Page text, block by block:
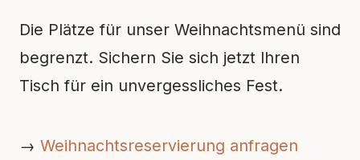
Die Plätze für unser Weihnachtsmenü sind
begrenzt. Sichern Sie sich jetzt Ihren
Tisch für ein unvergessliches Fest.
→ Weihnachtsreservierung anfragen